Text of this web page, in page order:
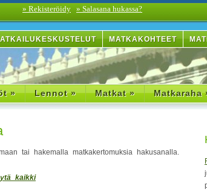
» Rekisteröidy » Salasana hukassa?
MATKAKOHTEET
» Lennot » Matkat » Matkaraha
tai hakemalla matkakertomuksia hakusanalla.
kaikki